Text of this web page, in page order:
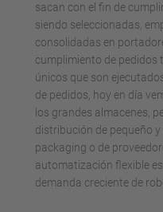
sacan con el fin de
siendo seleccionadas,
consolidadas en
cumplimiento de pedidos
únicos que son
de pedidos, hoy en día
los grandes almacenes,
distribución de pequeño
packaging o de
automatización flexible
demanda creciente de